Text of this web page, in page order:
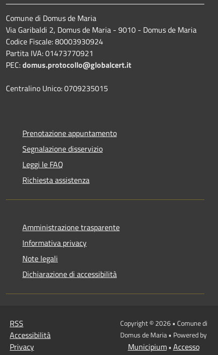
Comune di Domus de Maria
Via Garibaldi 2, Domus de Maria - 9010 - Domus de Maria
Codice Fiscale: 80003930924
Partita IVA: 01473770921
PEC:domus.protocollo@globalcert.it
Centralino Unico: 0709235015
Prenotazione appuntamento
Segnalazione disservizio
Leggi le FAQ
Richiesta assistenza
Amministrazione trasparente
Informativa privacy
Note legali
Dichiarazione di accessibilità
RSS
Accessibilità
Privacy
Copyright © 2026 • Comune di
Domus de Maria • Powered by
Municipium• Accesso